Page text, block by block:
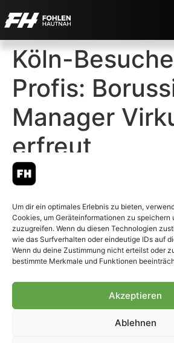
Um dir ein optimales Erlebnis zu bieten,
Cookies, um Geräteinformationen zu speichern
zuzugreifen. Wenn du diesen Technologien
wie das Surfverhalten oder eindeutige IDs auf
Wenn du deine Zustimmung nicht erteilst oder
bestimmte Merkmale und Funktionen
Akzeptieren
Ablehnen
Köln-
Profis:
Manager
erfreut
© 2007-2026 Fohlen-Hautnah.de
– Alle rechte vorbehalten.
Fohlen-Hautnah.de ist ein
offiziell eingetragenes Magazin